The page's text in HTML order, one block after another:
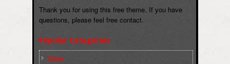
Thank you for using this free theme. If you have
questions, please feel free contact.
Popular Categories
Slider